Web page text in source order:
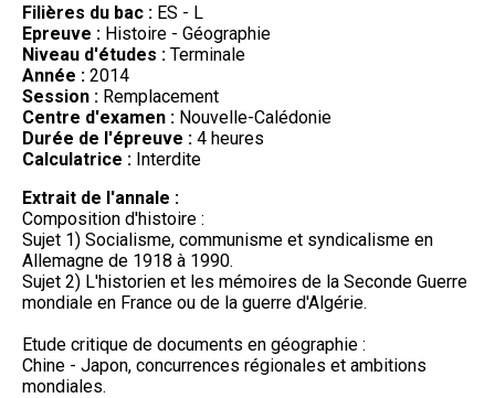
Filières du bac : ES - L
Epreuve : Histoire - Géographie
Niveau d'études : Terminale
Année : 2014
Session : Remplacement
Centre d'examen : Nouvelle-Calédonie
Durée de l'épreuve : 4 heures
Calculatrice : Interdite
Extrait de l'annale :
Composition d'histoire :
Sujet 1) Socialisme, communisme et syndicalisme en
Allemagne de 1918 à 1990.
Sujet 2) L'historien et les mémoires de la Seconde Guerre
mondiale en France ou de la guerre d'Algérie.
Etude critique de documents en géographie :
Chine - Japon, concurrences régionales et ambitions
mondiales.